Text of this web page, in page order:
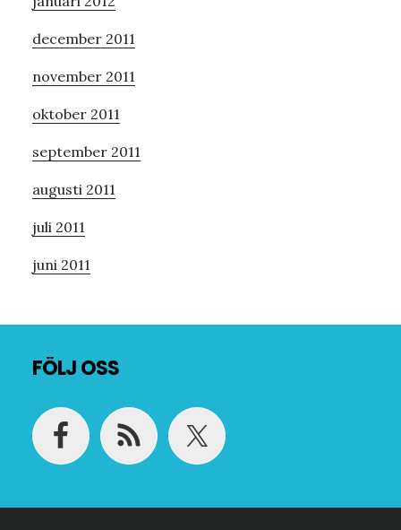
december 2011
november 2011
oktober 2011
september 2011
augusti 2011
juli 2011
juni 2011
FÖLJ OSS